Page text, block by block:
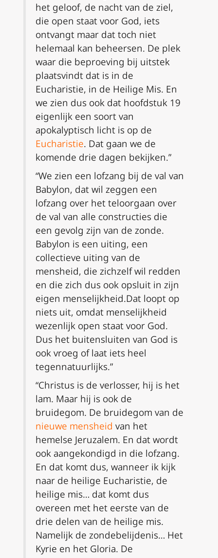
het geloof, de nacht van de ziel,
die open staat voor God, iets
ontvangt maar dat toch niet
helemaal kan beheersen. De plek
waar die beproeving bij uitstek
plaatsvindt dat is in de
Eucharistie, in de Heilige Mis. En
we zien dus ook dat hoofdstuk 19
eigenlijk een soort van
apokalyptisch licht is op de
Eucharistie. Dat gaan we de
komende drie dagen bekijken.”
“We zien een lofzang bij de val van
Babylon, dat wil zeggen een
lofzang over het teloorgaan over
de val van alle constructies die
een gevolg zijn van de zonde.
Babylon is een uiting, een
collectieve uiting van de
mensheid, die zichzelf wil redden
en die zich dus ook opsluit in zijn
eigen menselijkheid.Dat loopt op
niets uit, omdat menselijkheid
wezenlijk open staat voor God.
Dus het buitensluiten van God is
ook vroeg of laat iets heel
tegennatuurlijks.”
“Christus is de verlosser, hij is het
lam. Maar hij is ook de
bruidegom. De bruidegom van de
nieuwe mensheid van het
hemelse Jeruzalem. En dat wordt
ook aangekondigd in die lofzang.
En dat komt dus, wanneer ik kijk
naar de heilige Eucharistie, de
heilige mis… dat komt dus
overeen met het eerste van de
drie delen van de heilige mis.
Namelijk de zondebelijdenis… Het
Kyrie en het Gloria. De